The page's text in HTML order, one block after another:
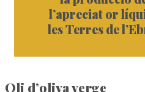
l’apreciat or
les Terres de
Oli d’oliva verge